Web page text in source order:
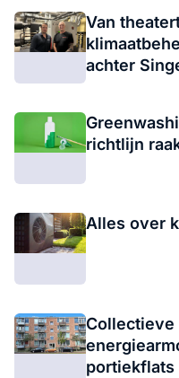
Van
achter
richtlijn
Alles over
Collectieve
portiekflats